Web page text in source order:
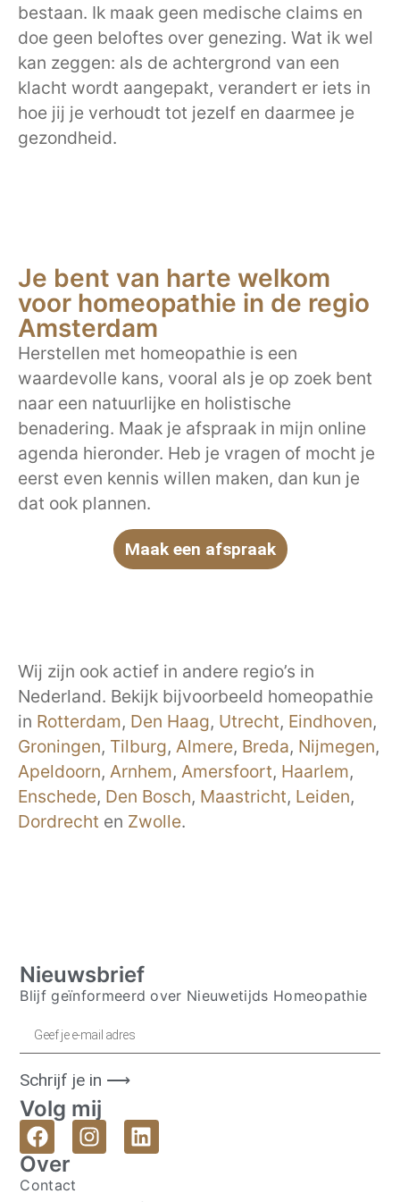
bestaan. Ik maak geen medische claims en
doe geen beloftes over genezing. Wat ik wel
kan zeggen: als de achtergrond van een
klacht wordt aangepakt, verandert er iets in
hoe jij je verhoudt tot jezelf en daarmee je
gezondheid.
Je bent van harte welkom
voor homeopathie in de regio
Amsterdam
Herstellen met homeopathie is een
waardevolle kans, vooral als je op zoek bent
naar een natuurlijke en holistische
benadering. Maak je afspraak in mijn online
agenda hieronder. Heb je vragen of mocht je
eerst even kennis willen maken, dan kun je
dat ook plannen.
Maak een afspraak
Wij zijn ook actief in andere regio’s in
Nederland. Bekijk bijvoorbeeld homeopathie
in Rotterdam, Den Haag, Utrecht, Eindhoven,
Groningen, Tilburg, Almere, Breda, Nijmegen,
Apeldoorn, Arnhem, Amersfoort, Haarlem,
Enschede, Den Bosch, Maastricht, Leiden,
Dordrecht en Zwolle.
Nieuwsbrief
Blijf geïnformeerd over Nieuwetijds Homeopathie
Schrijf je in ⟶
Volg mij
Over
Contact